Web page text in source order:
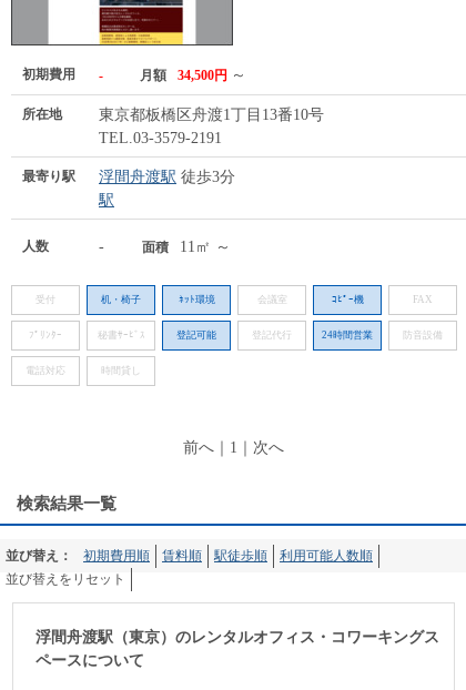
初期費用 - 月額 34,500円 ～
所在地
東京都板橋区舟渡1丁目13番10号
TEL.03-3579-2191
最寄り駅 浮間舟渡駅 徒歩3分
駅
人数 - 面積 11㎡ ～
受付 机・椅子 ﾈｯﾄ環境 会議室 ｺﾋﾟｰ機 FAX
ﾌﾟﾘﾝﾀｰ 秘書ｻｰﾋﾞｽ 登記可能 登記代行 24時間営業 防音設備
電話対応 時間貸し
前へ｜ 1 次へ
検索結果一覧
並び替え： 初期費用順 賃料順 駅徒歩順
利用可能人数順
並び替えをリセット
浮間舟渡駅（東京）のレンタルオフィス・コワーキングス
ペースについて